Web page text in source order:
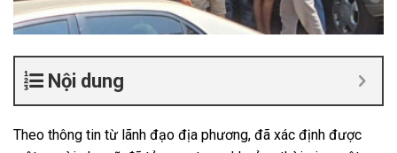
Nội dung
Theo thông tin từ lãnh đạo địa phương, đã xác định được